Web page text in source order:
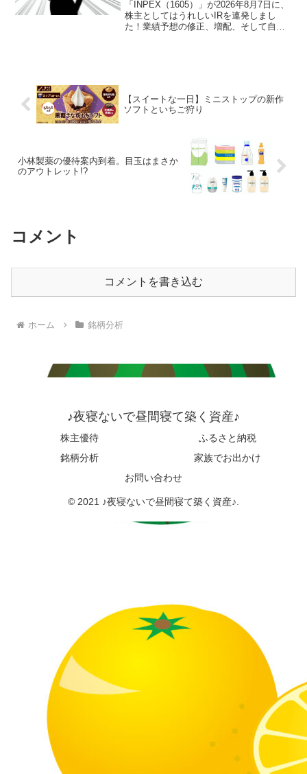
「INPEX（1605）」が2026年8月7日に、
株主としてはうれしいIRを連発しまし
た！業績予想の修正、増配、そして自社
【スイートな一日】ミニストップの新作
ソフトといちご狩り
小林製薬の優待案内到着。目玉はまさか
のアウトレット!?
コメント
コメントを書き込む
ホーム 銘柄分析
♪夜寝ないで昼間寝て築く資産♪
株主優待
ふるさと納税
銘柄分析
家族でお出かけ
お問い合わせ
© 2021 ♪夜寝ないで昼間寝て築く資産♪.